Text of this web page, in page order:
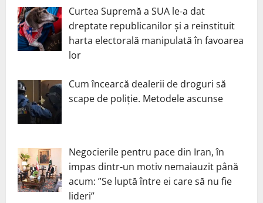
Curtea Supremă a SUA le-a dat
dreptate republicanilor și a reinstituit
harta electorală manipulată în favoarea
lor
Cum încearcă dealerii de droguri să
scape de poliție. Metodele ascunse
Negocierile pentru pace din Iran, în
impas dintr-un motiv nemaiauzit până
acum: ”Se luptă între ei care să nu fie
lideri”